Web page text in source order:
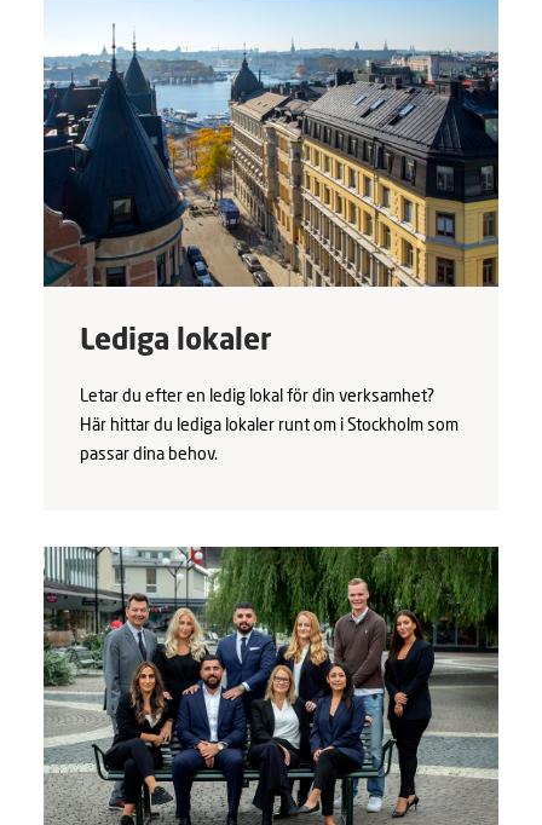
Lediga lokaler
Letar du efter en ledig lokal för din verksamhet?
Här hittar du lediga lokaler runt om i Stockholm som
passar dina behov.